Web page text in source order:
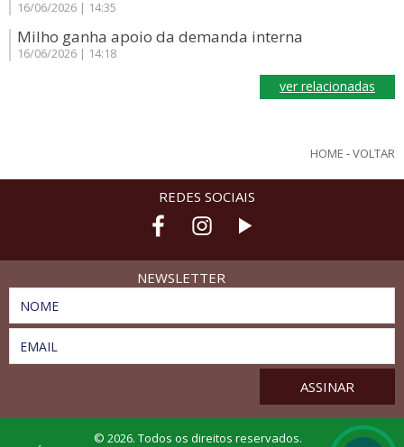
16/06/2026 | 14:35
Milho ganha apoio da demanda interna
16/06/2026 | 14:18
ver relacionadas
HOME -VOLTAR
REDES SOCIAIS
NEWSLETTER
NOME
EMAIL
© 2026. Todos os direitos reservados.